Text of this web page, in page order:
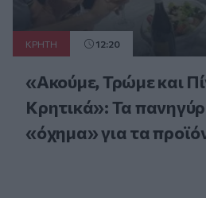
ΚΡΗΤΗ 12:20
«Ακούμε, Τρώμε και
Κρητικά»: Τα
«όχημα» για τα